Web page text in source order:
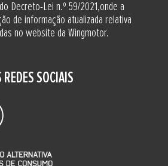
Decreto-Lei n.º 59/2021,onde a
de informação atualizada relativa
no website da Wingmotor.
SOCIAIS